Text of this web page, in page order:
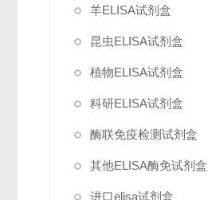
羊ELISA试剂盒
昆虫ELISA试剂盒
植物ELISA试剂盒
科研ELISA试剂盒
酶联免疫检测试剂盒
其他ELISA酶免试剂盒
进口elisa试剂盒